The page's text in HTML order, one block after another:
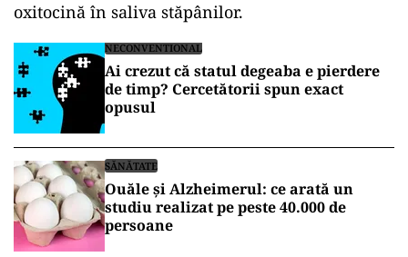
oxitocină în saliva stăpânilor.
NECONVENTIONAL
Ai crezut că statul degeaba e pierdere
de timp? Cercetătorii spun exact
opusul
SĂNĂTATE
Ouăle și Alzheimerul: ce arată un
studiu realizat pe peste 40.000 de
persoane